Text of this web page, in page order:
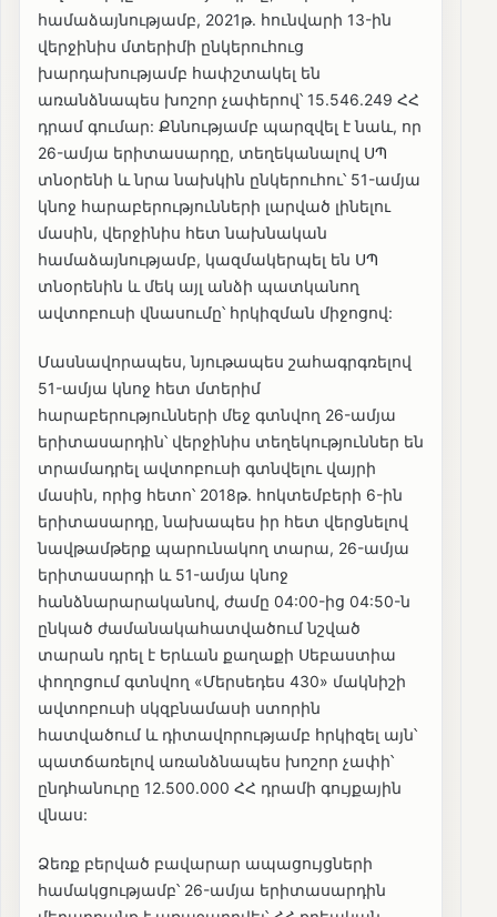
համաձայնությամբ, 2021թ. հունվարի 13-ին
վերջինիս մտերիմի ընկերուհուց
խարդախությամբ հափշտակել են
առանձնապես խոշոր չափերով՝ 15.546.249 ՀՀ
դրամ գումար: Քննությամբ պարզվել է նաև, որ
26-ամյա երիտասարդը, տեղեկանալով ՍՊ
տնօրենի և նրա նախկին ընկերուհու՝ 51-ամյա
կնոջ հարաբերությունների լարված լինելու
մասին, վերջինիս հետ նախնական
համաձայնությամբ, կազմակերպել են ՍՊ
տնօրենին և մեկ այլ անձի պատկանող
ավտոբուսի վնասումը՝ հրկիզման միջոցով:
Մասնավորապես, նյութապես շահագրգռելով
51-ամյա կնոջ հետ մտերիմ
հարաբերությունների մեջ գտնվող 26-ամյա
երիտասարդին՝ վերջինիս տեղեկություններ են
տրամադրել ավտոբուսի գտնվելու վայրի
մասին, որից հետո՝ 2018թ. հոկտեմբերի 6-ին
երիտասարդը, նախապես իր հետ վերցնելով
նավթամթերք պարունակող տարա, 26-ամյա
երիտասարդի և 51-ամյա կնոջ
հանձնարարականով, ժամը 04:00-ից 04:50-ն
ընկած ժամանակահատվածում նշված
տարան դրել է Երևան քաղաքի Սեբաստիա
փողոցում գտնվող «Մերսեդես 430» մակնիշի
ավտոբուսի սկզբնամասի ստորին
հատվածում և դիտավորությամբ հրկիզել այն՝
պատճառելով առանձնապես խոշոր չափի՝
ընդհանուրը 12.500.000 ՀՀ դրամի գույքային
վնաս:
Ձեռք բերված բավարար ապացույցների
համակցությամբ՝ 26-ամյա երիտասարդին